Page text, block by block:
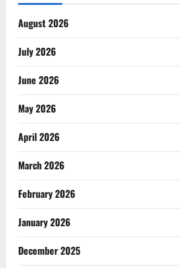
August 2026
July 2026
June 2026
May 2026
April 2026
March 2026
February 2026
January 2026
December 2025